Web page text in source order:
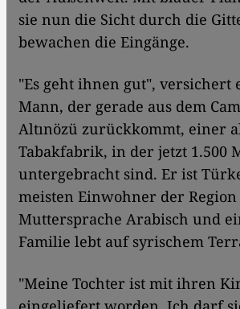
sie nun die Sicht durch die
bewachen die Eingänge.
"Es geht ihnen gut", versichert
Mann, der gerade aus dem
Altınözü zurückkommt, einer
Tabakfabrik, in der jetzt 1.500
untergebracht sind. Er ist
meisten Einwohner der
Muttersprache Arabisch und
Familie lebt auf syrischem
"Meine Tochter ist mit ihren